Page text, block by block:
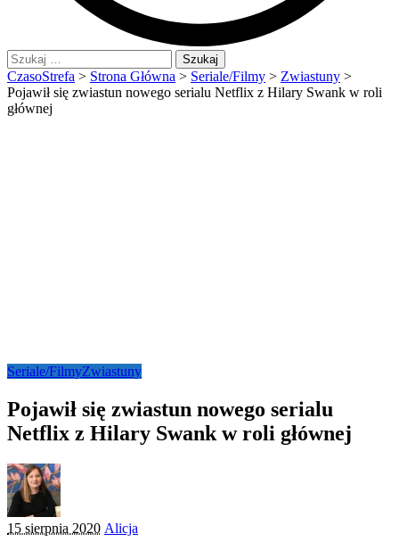
Szukaj:
CzasoStrefa > Strona Główna > Seriale/Filmy > Zwiastuny >
Pojawił się zwiastun nowego serialu Netflix z Hilary Swank w roli
głównej
Seriale/FilmyZwiastuny
Pojawił się zwiastun nowego serialu
Netflix z Hilary Swank w roli głównej
15 sierpnia 2020 Posted
Alicja